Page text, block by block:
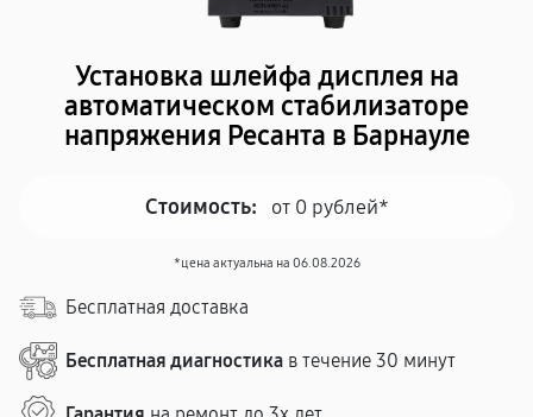
Установка шлейфа дисплея на
автоматическом стабилизаторе
напряжения Ресанта в Барнауле
Стоимость: от 0 рублей*
*цена актуальна на 06.08.2026
Бесплатная доставка
Бесплатная диагностика в течение 30 минут